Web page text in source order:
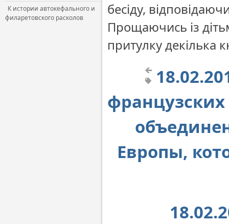
К истории автокефального и
филаретовского расколов
бесіду,
Прощаючись із
притулку декілька
Европы,